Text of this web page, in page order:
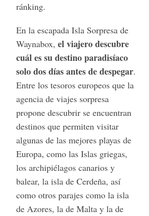
ránking.
En la escapada Isla Sorpresa de
Waynabox, el viajero descubre
cuál es su destino paradisíaco
solo dos días antes de despegar.
Entre los tesoros europeos que la
agencia de viajes sorpresa
propone descubrir se encuentran
destinos que permiten visitar
algunas de las mejores playas de
Europa, como las Islas griegas,
los archipiélagos canarios y
balear, la isla de Cerdeña, así
como otros parajes como la isla
de Azores, la de Malta y la de